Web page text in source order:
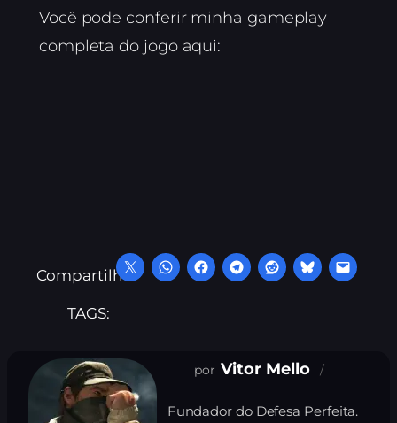
Você pode conferir minha gameplay
completa do jogo aqui:
Compartilhe:
TAGS:
Vitor Mello
Fundador do Defesa Perfeita.